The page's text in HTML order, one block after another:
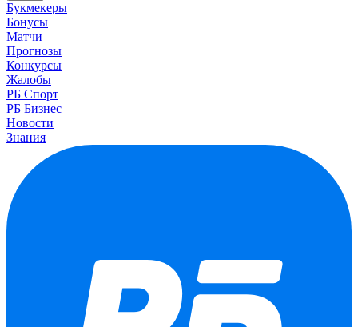
Букмекеры
Бонусы
Матчи
Прогнозы
Конкурсы
Жалобы
РБ Спорт
РБ Бизнес
Новости
Знания